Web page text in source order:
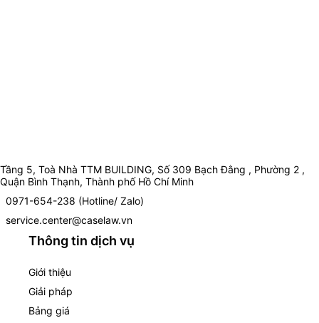
Tầng 5, Toà Nhà TTM BUILDING, Số 309 Bạch Đằng , Phường 2 ,
Quận Bình Thạnh, Thành phố Hồ Chí Minh
0971-654-238 (Hotline/ Zalo)
service.center@caselaw.vn
Thông tin dịch vụ
Giới thiệu
Giải pháp
Bảng giá